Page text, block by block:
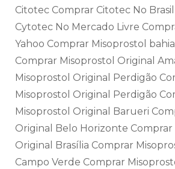
Citotec Comprar Citotec No
Cytotec No Mercado Livre
Yahoo Comprar Misoprostol
Comprar Misoprostol Original
Misoprostol Original Perdigão
Misoprostol Original Perdigão
Misoprostol Original Barueri
Original Belo Horizonte Comprar
Original Brasília Comprar
Campo Verde Comprar